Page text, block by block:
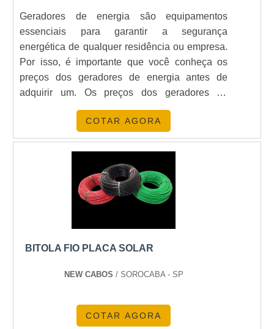
Geradores de energia são equipamentos
essenciais para garantir a segurança
energética de qualquer residência ou empresa.
Por isso, é importante que você conheça os
preços dos geradores de energia antes de
adquirir um. Os preços dos geradores de
energia variam de acordo com o modelo, a
potência e a marca. Além disso, é possível
encontrar ofertas e descontos em diversos sites
de compras. Por isso, pesquise bem antes de
comprar um gerador de energia para garantir o
melhor preço.
COTAR AGORA
BITOLA FIO PLACA SOLAR
NEW CABOS / SOROCABA - SP
COTAR AGORA